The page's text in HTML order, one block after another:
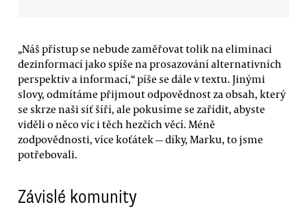
„Náš přístup se nebude zaměřovat tolik na eliminaci
dezinformací jako spíše na prosazování alternativních
perspektiv a informací,“ píše se dále v textu. Jinými
slovy, odmítáme přijmout odpovědnost za obsah, který
se skrze naši síť šíří, ale pokusíme se zařídit, abyste
viděli o něco víc i těch hezčích věcí. Méně
zodpovědnosti, více koťátek — díky, Marku, to jsme
potřebovali.
Závislé komunity